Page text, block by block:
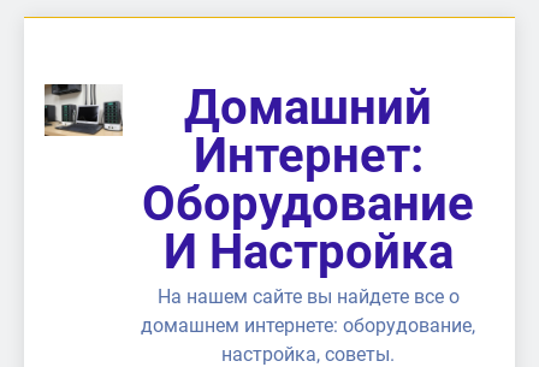
содержимому
Домашний
Интернет:
Оборудование
И Настройка
На нашем сайте вы найдете все о
домашнем интернете: оборудование,
настройка, советы.